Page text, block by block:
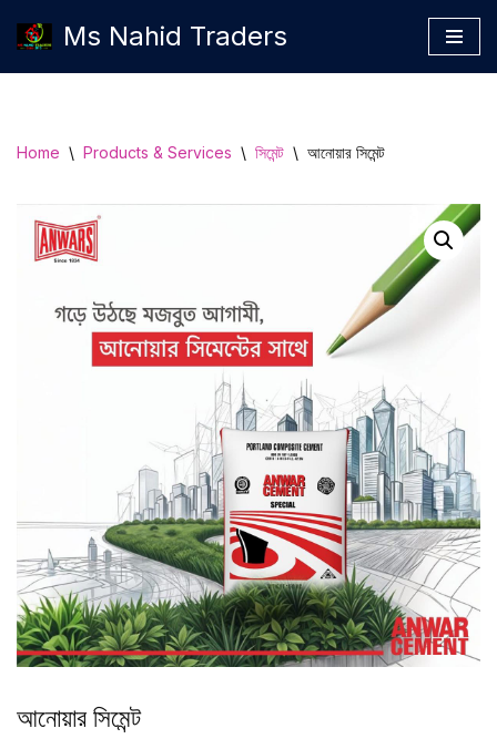
Ms Nahid Traders
Home \ Products & Services \ সিমেন্ট \ আনোয়ার সিমেন্ট
আনোয়ার সিমেন্ট